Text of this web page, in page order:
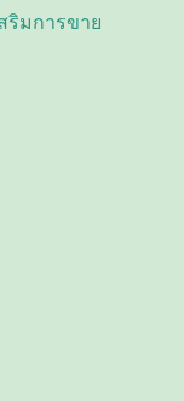
ริมการขาย